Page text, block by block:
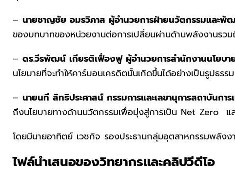
– นายชาญชัย อมรวิภาส ผู้อำนวยการฝ่ายนวัตกรรมและพั
ของบทบาทของหน่วยงานต่อการเปลี่ยนผ่านด้านพลังงานรว
– ดร.วีรพัฒน์ เกียรติเฟื่องฟู ผู้อำนวยการสำนักงานนโยบ
นโยบายที่จะทำให้คาร์บอนเครดิตนั้นเกิดขึ้นได้อย่างเป็นรูปธรร
– นายนที สิทธิประศาสน์ กรรมการและเลขานุการสถาบันก
ถึงนโยบายทางด้านนวัตกรรมเพื่อมุ่งสู่การเป็น Net Zero แล
โดยมีนายอาทิตย์ เวชกิจ รองประธานกลุ่มอุตสาหกรรมพลังง
ไฟล์นำเสนอของวิทยากรและคลิปวีดีโอ